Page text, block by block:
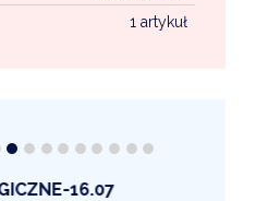
1 artykuł
16-07